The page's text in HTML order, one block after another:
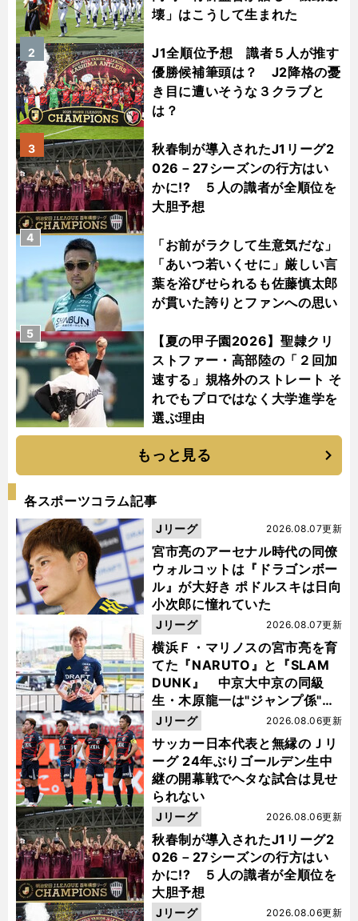
壊」はこうして生まれた
J1全順位予想 識者５人が推す
優勝候補筆頭は？ J2降格の憂
き目に遭いそうな３クラブと
は？
2
秋春制が導入されたJ1リーグ2
026－27シーズンの行方はい
かに!? ５人の識者が全順位を
大胆予想
3
「お前がラクして生意気だな」
「あいつ若いくせに」厳しい言
葉を浴びせられるも佐藤慎太郎
が貫いた誇りとファンへの思い
4
【夏の甲子園2026】聖隷クリ
ストファー・高部陸の「２回加
速する」規格外のストレート そ
れでもプロではなく大学進学を
選ぶ理由
5
もっと見る
各スポーツコラム記事
宮市亮のアーセナル時代の同僚
ウォルコットは『ドラゴンボー
ル』が大好き ポドルスキは日向
小次郎に憧れていた
2026.08.07更新
Jリーグ
横浜Ｆ・マリノスの宮市亮を育
てた『NARUTO』と『SLAM
DUNK』 中京大中京の同級
生・木原龍一は"ジャンプ係"だ
った
2026.08.07更新
Jリーグ
サッカー日本代表と無縁のＪリ
ーグ 24年ぶりゴールデン生中
継の開幕戦でヘタな試合は見せ
られない
2026.08.06更新
Jリーグ
秋春制が導入されたJ1リーグ2
026－27シーズンの行方はい
かに!? ５人の識者が全順位を
大胆予想
2026.08.06更新
Jリーグ
2026.08.06更新
Jリーグ